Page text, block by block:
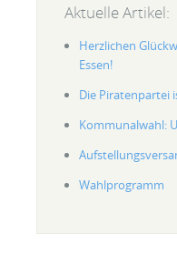
Aktuelle Artikel:
Herzlichen
Essen!
Die Piratenpartei
Kommunalwahl:
Wahlprogramm